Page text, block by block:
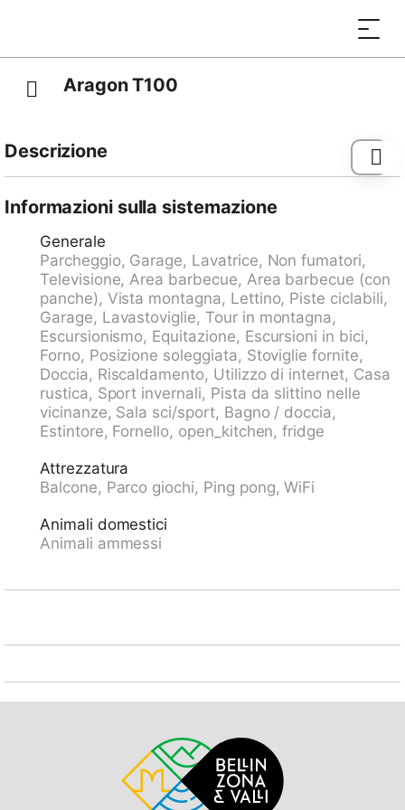
Aragon T100
Descrizione
accogliente, rustico. 21 case nel resort. In periferia, a
soleggiata sul pendio, a 4 km dall'area sciistica. In
comune: tennis tavolo, barbecue, camino, spazio
giochi per bambini. Nella casa: deposito biciclette,
deposito sci, riscaldamento centralizzato, lavatrice,
asciugatrice (in comune, extra). Accesso fino a della
proprietà (strada di montagna). In inverno per favore
portare le catene da neve, in inverno consigliato 4x4.
Autorimessa. Negozio 500 m, fermata bus 100 m.
Campo da golf (18 buche) 25 km, tennis 4 km, tennis
coperto 4 km, centro sportivo 4 km, telecabina 4 km,
impianti di risalita 4 km, noleggio sci 4 km, fermata ski
Rinomate località sciistiche: Aletsch Arena 4 km,
Bellwald 12 km. Sentieri escursionistici:
sospeso collega le due aree escursionistiche di Ernen
e Bellwald (al Gommer Höhenweg) e il collegamento
Informazioni sulla sistemazione
Generale
Parcheggio, Garage, Lavatrice, Non fumatori,
Televisione, Area barbecue, Area barbecue (con
panche), Vista montagna, Lettino, Piste ciclabili,
Garage, Lavastoviglie, Tour in montagna,
Escursionismo, Equitazione, Escursioni in bici,
Forno, Posizione soleggiata, Stoviglie fornite,
Doccia, Riscaldamento, Utilizzo di internet, Casa
rustica, Sport invernali, Pista da slittino nelle
vicinanze, Sala sci/sport, Bagno / doccia,
Estintore, Fornello, open_kitchen, fridge
Attrezzatura
Balcone, Parco giochi, Ping pong, WiFi
Animali domestici
Animali ammessi